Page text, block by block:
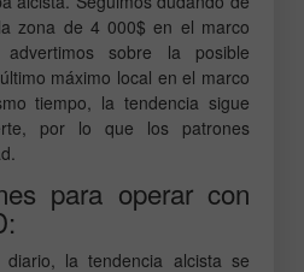
zona de 4 000$ en el marco
sobre la posible
máximo local en el marco
tiempo, la tendencia sigue
por lo que los patrones
para operar con
la tendencia alcista se